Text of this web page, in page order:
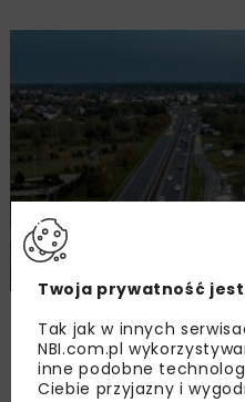
www.gov.pl/
Twoja prywatność
Tak jak w innych
NBI.com.pl
inne podobne
Ciebie przyjazny i